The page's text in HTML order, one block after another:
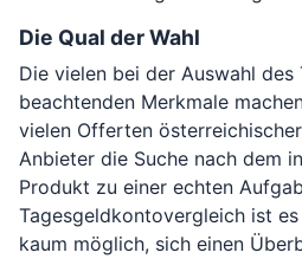
Die Qual der Wahl
Die vielen bei der Auswahl
beachtenden Merkmale
vielen Offerten
Anbieter die Suche nach dem
Produkt zu einer echten
Tagesgeldkontovergleich ist
kaum möglich, sich einen